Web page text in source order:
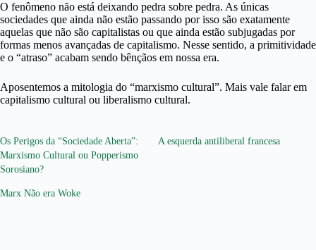
O fenômeno não está deixando pedra sobre pedra. As únicas
sociedades que ainda não estão passando por isso são exatamente
aquelas que não são capitalistas ou que ainda estão subjugadas por
formas menos avançadas de capitalismo. Nesse sentido, a primitividade
e o “atraso” acabam sendo bênçãos em nossa era.
Aposentemos a mitologia do “marxismo cultural”. Mais vale falar em
capitalismo cultural ou liberalismo cultural.
Os Perigos da “Sociedade Aberta”:
Marxismo Cultural ou Popperismo
Sorosiano?
A esquerda antiliberal francesa
Marx Não era Woke